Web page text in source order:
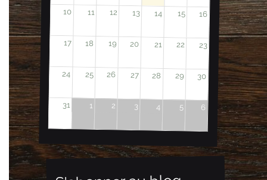
10 11 12 13 14 15 16
17 18 19 20 21 22 23
24 25 26 27 28 29 30
31 1 2 3 4 5 6